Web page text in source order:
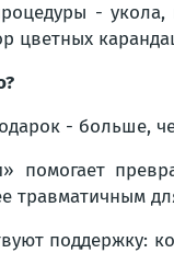
-
цветных
- больше,
помогает
травматичным
поддержку: